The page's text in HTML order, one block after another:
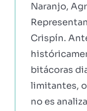
Naranjo,
Crispín.
bitácoras
limitantes,
no es